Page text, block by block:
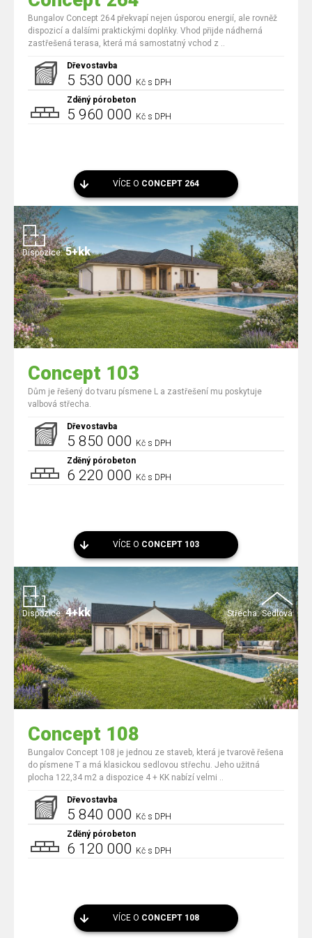
Bungalov Concept 264 překvapí nejen úsporou energií, ale rovněž
dispozicí a dalšími praktickými doplňky. Vhod přijde nádherná
zastřešená terasa, která má samostatný vchod z ..
Dřevostavba
5 530 000 Kč s DPH
Zděný pórobeton
5 960 000 Kč s DPH
VÍCE O CONCEPT 264
Dispozice: 5+kk
Concept 103
Dům je řešený do tvaru písmene L a zastřešení mu poskytuje
valbová střecha.
Dřevostavba
5 850 000 Kč s DPH
Zděný pórobeton
6 220 000 Kč s DPH
VÍCE O CONCEPT 103
Střecha: Sedlová
Dispozice: 4+kk
Concept 108
Bungalov Concept 108 je jednou ze staveb, která je tvarově řešena
do písmene T a má klasickou sedlovou střechu. Jeho užitná
plocha 122,34 m2 a dispozice 4 + KK nabízí velmi ..
Dřevostavba
5 840 000 Kč s DPH
Zděný pórobeton
6 120 000 Kč s DPH
VÍCE O CONCEPT 108